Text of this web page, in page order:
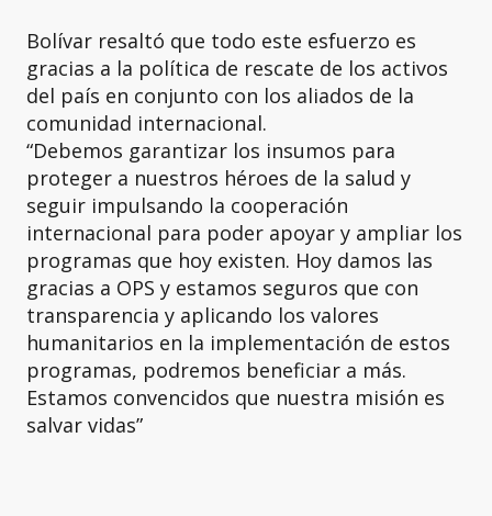
Bolívar resaltó que todo este esfuerzo es
gracias a la política de rescate de los activos
del país en conjunto con los aliados de la
comunidad internacional.
“Debemos garantizar los insumos para
proteger a nuestros héroes de la salud y
seguir impulsando la cooperación
internacional para poder apoyar y ampliar los
programas que hoy existen. Hoy damos las
gracias a OPS y estamos seguros que con
transparencia y aplicando los valores
humanitarios en la implementación de estos
programas, podremos beneficiar a más.
Estamos convencidos que nuestra misión es
salvar vidas”